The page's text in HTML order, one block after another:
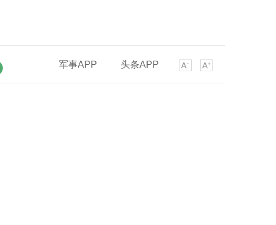
军事APP 头条APP